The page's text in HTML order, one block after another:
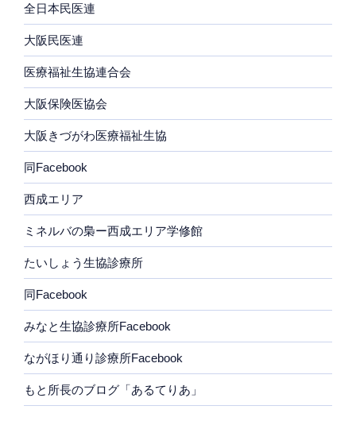
全日本民医連
大阪民医連
医療福祉生協連合会
大阪保険医協会
大阪きづがわ医療福祉生協
同Facebook
西成エリア
ミネルバの梟ー西成エリア学修館
たいしょう生協診療所
同Facebook
みなと生協診療所Facebook
ながほり通り診療所Facebook
もと所長のブログ「あるてりあ」